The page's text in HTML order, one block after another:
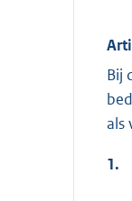
Bij
als
1.